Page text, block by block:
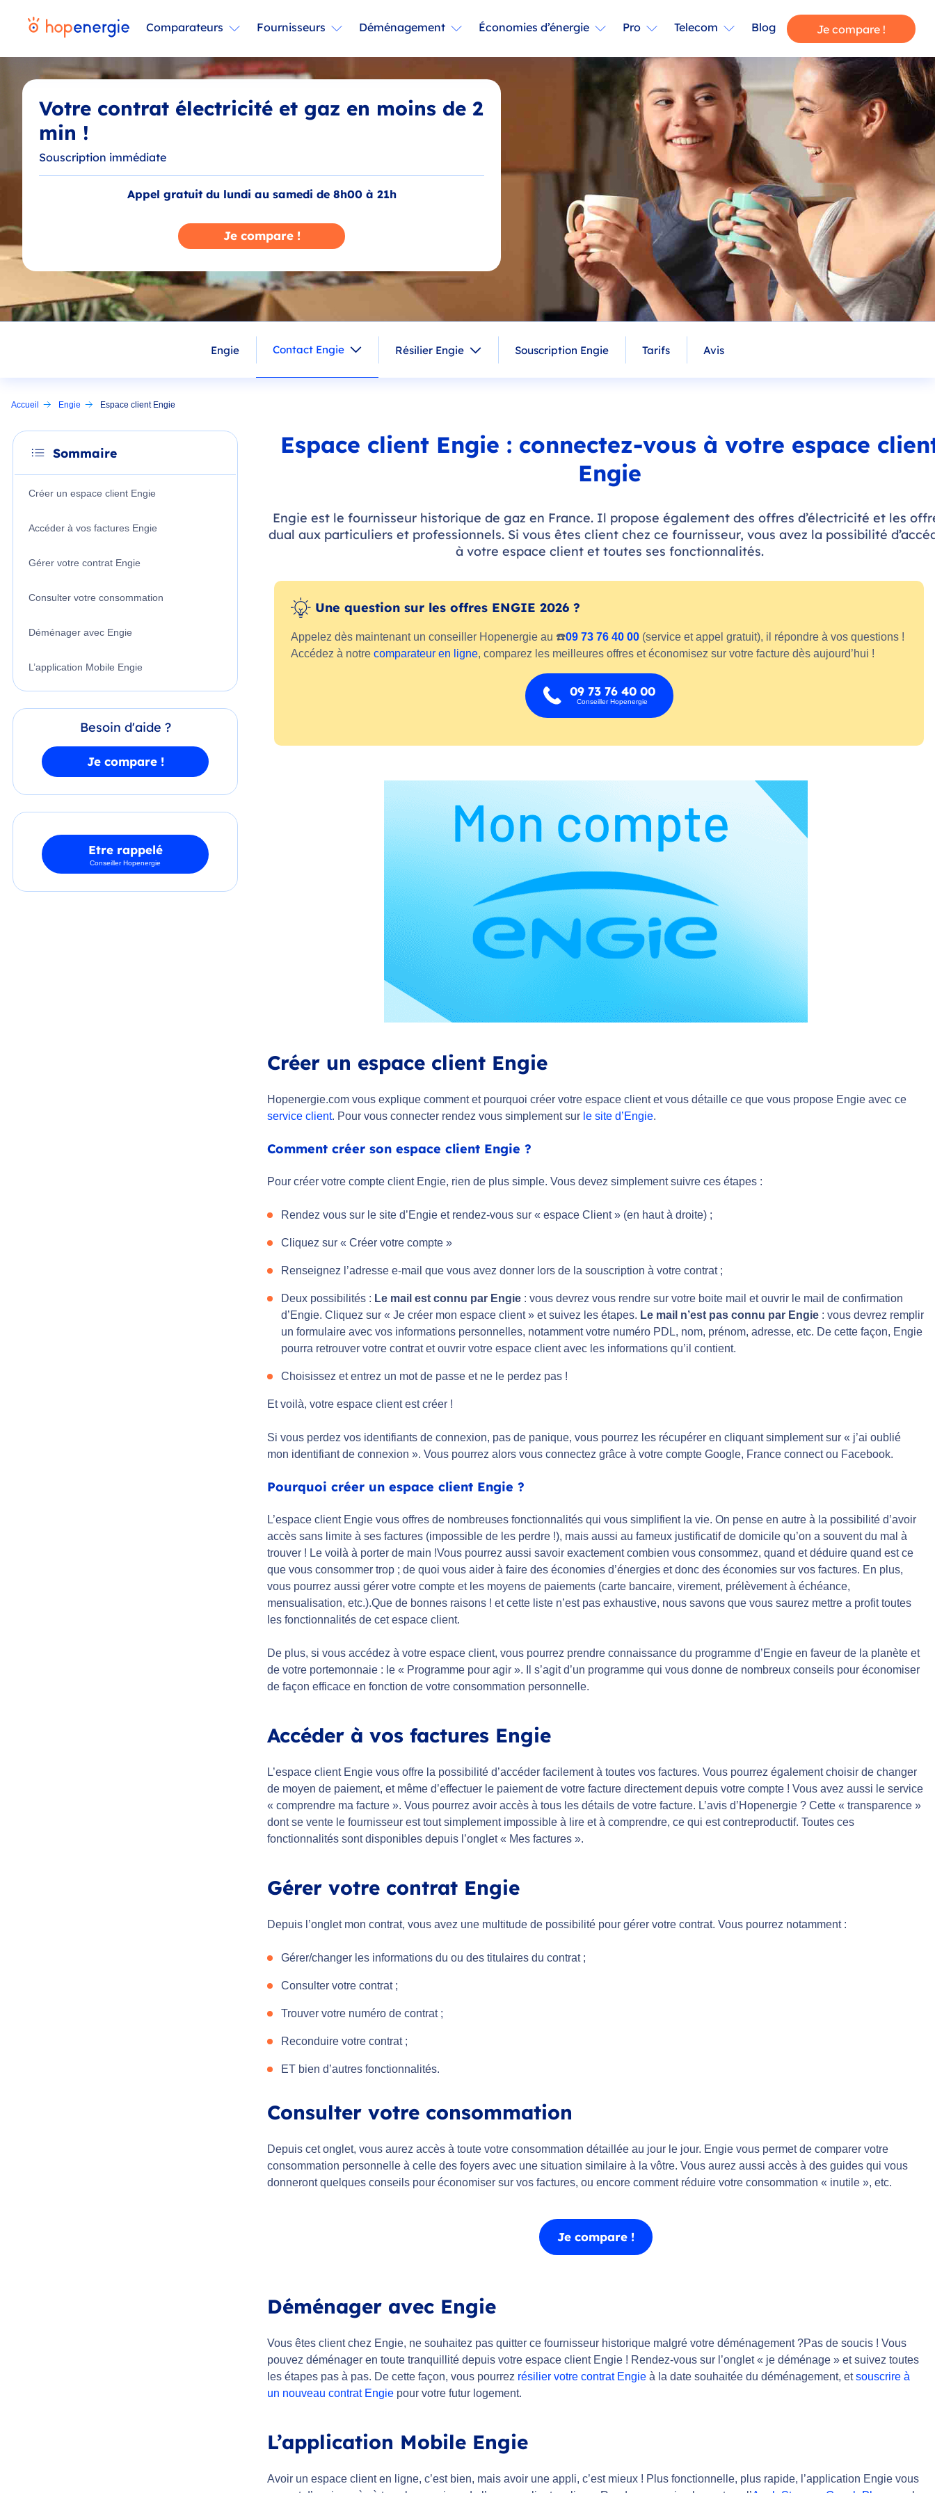
Comparateurs Fournisseurs Déménagement Économies d’énergie Pro Telecom Blog Je compare !
Votre contrat électricité et gaz en moins de 2
min !
Souscription immédiate
Appel gratuit du lundi au samedi de 8h00 à 21h
Je compare !
Engie Contact Engie Résilier Engie Souscription Engie Tarifs Avis
Accueil Engie Espace client Engie
Sommaire
Créer un espace client Engie
Accéder à vos factures Engie
Gérer votre contrat Engie
Consulter votre consommation
Déménager avec Engie
L’application Mobile Engie
Besoin d'aide ?
Je compare !
Etre rappelé
Conseiller Hopenergie
Espace client Engie : connectez-vous à votre espace
Engie
Engie est le fournisseur historique de gaz en France. Il propose également des offres d’électricité et les
dual aux particuliers et professionnels. Si vous êtes client chez ce fournisseur, vous avez la possibilité
à votre espace client et toutes ses fonctionnalités.
Une question sur les offres ENGIE 2026 ?
Appelez dès maintenant un conseiller Hopenergie au ☎️09 73 76 40 00 (service et appel gratuit), il répondre à vos questions !
Accédez à notre comparateur en ligne, comparez les meilleures offres et économisez sur votre facture dès aujourd’hui !
09 73 76 40 00
Conseiller Hopenergie
Créer un espace client Engie
Hopenergie.com vous explique comment et pourquoi créer votre espace client et vous détaille ce que vous propose Engie avec ce
service client. Pour vous connecter rendez vous simplement sur le site d’Engie.
Comment créer son espace client Engie ?
Pour créer votre compte client Engie, rien de plus simple. Vous devez simplement suivre ces étapes :
Rendez vous sur le site d’Engie et rendez-vous sur « espace Client » (en haut à droite) ;
Cliquez sur « Créer votre compte »
Renseignez l’adresse e-mail que vous avez donner lors de la souscription à votre contrat ;
Deux possibilités : Le mail est connu par Engie : vous devrez vous rendre sur votre boite mail et ouvrir le mail de confirmation
d’Engie. Cliquez sur « Je créer mon espace client » et suivez les étapes. Le mail n’est pas connu par Engie : vous devrez remplir
un formulaire avec vos informations personnelles, notamment votre numéro PDL, nom, prénom, adresse, etc. De cette façon, Engie
pourra retrouver votre contrat et ouvrir votre espace client avec les informations qu’il contient.
Choisissez et entrez un mot de passe et ne le perdez pas !
Et voilà, votre espace client est créer !
Si vous perdez vos identifiants de connexion, pas de panique, vous pourrez les récupérer en cliquant simplement sur « j’ai oublié
mon identifiant de connexion ». Vous pourrez alors vous connectez grâce à votre compte Google, France connect ou Facebook.
Pourquoi créer un espace client Engie ?
L’espace client Engie vous offres de nombreuses fonctionnalités qui vous simplifient la vie. On pense en autre à la possibilité d’avoir
accès sans limite à ses factures (impossible de les perdre !), mais aussi au fameux justificatif de domicile qu’on a souvent du mal à
trouver ! Le voilà à porter de main !Vous pourrez aussi savoir exactement combien vous consommez, quand et déduire quand est ce
que vous consommer trop ; de quoi vous aider à faire des économies d’énergies et donc des économies sur vos factures. En plus,
vous pourrez aussi gérer votre compte et les moyens de paiements (carte bancaire, virement, prélèvement à échéance,
mensualisation, etc.).Que de bonnes raisons ! et cette liste n’est pas exhaustive, nous savons que vous saurez mettre a profit toutes
les fonctionnalités de cet espace client.
De plus, si vous accédez à votre espace client, vous pourrez prendre connaissance du programme d’Engie en faveur de la planète et
de votre portemonnaie : le « Programme pour agir ». Il s’agit d’un programme qui vous donne de nombreux conseils pour économiser
de façon efficace en fonction de votre consommation personnelle.
Accéder à vos factures Engie
L’espace client Engie vous offre la possibilité d’accéder facilement à toutes vos factures. Vous pourrez également choisir de changer
de moyen de paiement, et même d’effectuer le paiement de votre facture directement depuis votre compte ! Vous avez aussi le service
« comprendre ma facture ». Vous pourrez avoir accès à tous les détails de votre facture. L’avis d’Hopenergie ? Cette « transparence »
dont se vente le fournisseur est tout simplement impossible à lire et à comprendre, ce qui est contreproductif. Toutes ces
fonctionnalités sont disponibles depuis l’onglet « Mes factures ».
Gérer votre contrat Engie
Depuis l’onglet mon contrat, vous avez une multitude de possibilité pour gérer votre contrat. Vous pourrez notamment :
Gérer/changer les informations du ou des titulaires du contrat ;
Consulter votre contrat ;
Trouver votre numéro de contrat ;
Reconduire votre contrat ;
ET bien d’autres fonctionnalités.
Consulter votre consommation
Depuis cet onglet, vous aurez accès à toute votre consommation détaillée au jour le jour. Engie vous permet de comparer votre
consommation personnelle à celle des foyers avec une situation similaire à la vôtre. Vous aurez aussi accès à des guides qui vous
donneront quelques conseils pour économiser sur vos factures, ou encore comment réduire votre consommation « inutile », etc.
Je compare !
Déménager avec Engie
Vous êtes client chez Engie, ne souhaitez pas quitter ce fournisseur historique malgré votre déménagement ?Pas de soucis ! Vous
pouvez déménager en toute tranquillité depuis votre espace client Engie ! Rendez-vous sur l’onglet « je déménage » et suivez toutes
les étapes pas à pas. De cette façon, vous pourrez résilier votre contrat Engie à la date souhaitée du déménagement, etsouscrire à
un nouveau contrat Engie pour votre futur logement.
L’application Mobile Engie
Avoir un espace client en ligne, c’est bien, mais avoir une appli, c’est mieux ! Plus fonctionnelle, plus rapide, l’application Engie vous